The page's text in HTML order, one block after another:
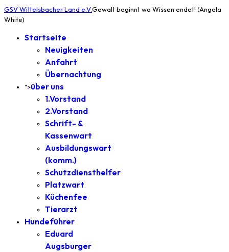
GSV Wittelsbacher Land e.V.Gewalt beginnt wo Wissen endet! (Angela
White)
Startseite
Neuigkeiten
Anfahrt
Übernachtung
">über uns
1.Vorstand
2.Vorstand
Schrift- &
Kassenwart
Ausbildungswart
(komm.)
Schutzdiensthelfer
Platzwart
Küchenfee
Tierarzt
Hundeführer
Eduard
Augsburger